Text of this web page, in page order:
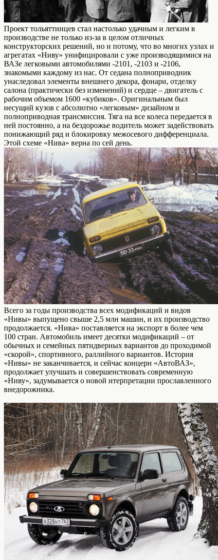
Проект тольяттинцев стал настолько удачным и легким в
производстве не только из-за в целом отличных
конструкторских решений, но и потому, что во многих узлах и
агрегатах «Ниву» унифицировали с уже производящимися на
ВАЗе легковыми автомобилями -2101, -2103 и -2106,
знакомыми каждому из нас. От седана полноприводник
унаследовал элементы внешнего декора, фонари, отделку
салона (практически без изменений) и сердце – двигатель с
рабочим объемом 1600 «кубиков». Оригинальным был
несущий кузов с абсолютно «легковым» дизайном и
полноприводная трансмиссия. Тяга на все колеса передается в
ней постоянно, а на бездорожье водитель может задействовать
понижающий ряд и блокировку межосевого дифференциала.
Этой схеме «Нива» верна по сей день.
Всего за годы производства всех модификаций и видов
«Нивы» выпущено свыше 2,5 млн машин, и их производство
продолжается. «Нива» поставляется на экспорт в более чем
100 стран. Автомобиль имеет десятки модификаций – от
обычных и семейных пятидверных вариантов до проходимой
«скорой», спортивного, раллийного вариантов. История
«Нивы» не заканчивается, и сейчас концерн «АвтоВАЗ»,
продолжает улучшать и совершенствовать современную
«Ниву», задумывается о новой итерпретации прославленного
внедорожника.